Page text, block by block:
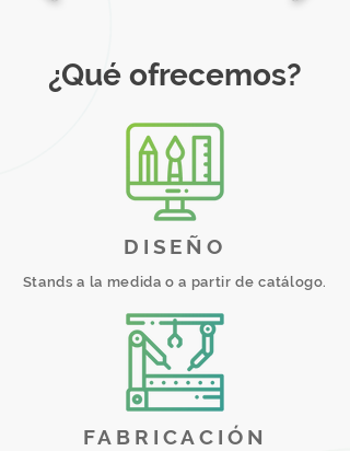
¿Qué ofrecemos?
DISEÑO
Stands a la medida o a partir de catálogo.
FABRICACIÓN